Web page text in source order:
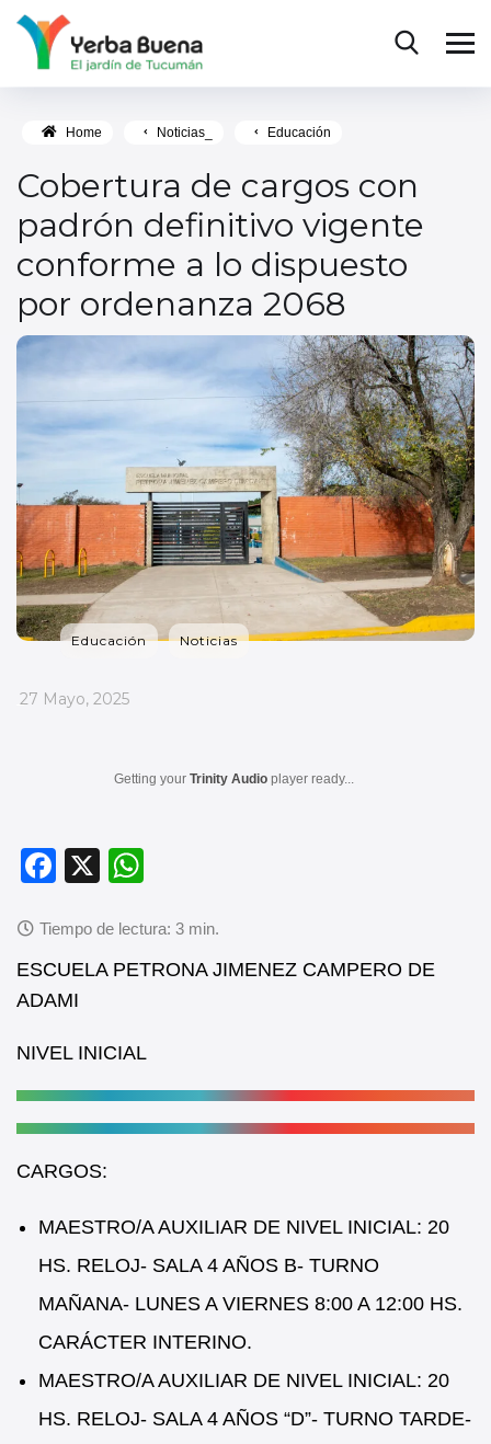
Home Noticias_ Educación
Cobertura de cargos con
padrón definitivo vigente
conforme a lo dispuesto
por ordenanza 2068
Educación Noticias
_
27 Mayo, 2025
Getting your Trinity Audio player ready...
F
c
e
b
o
k
X
at
s
ESCUELA PETRONA JIMENEZ CAMPERO DE
ADAMI
NIVEL INICIAL
CARGOS:
MAESTRO/A AUXILIAR DE NIVEL INICIAL: 20
HS. RELOJ- SALA 4 AÑOS B- TURNO
MAÑANA- LUNES A VIERNES 8:00 A 12:00 HS.
CARÁCTER INTERINO.
MAESTRO/A AUXILIAR DE NIVEL INICIAL: 20
HS. RELOJ- SALA 4 AÑOS “D”- TURNO TARDE-